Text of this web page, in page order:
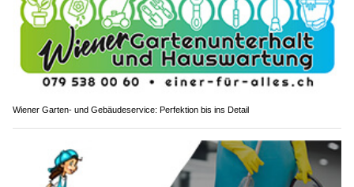
Wiener Garten- und Gebäudeservice: Perfektion bis ins Detail